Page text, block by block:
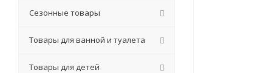
Сезонные товары
Товары для ванной и туалета
Товары для детей